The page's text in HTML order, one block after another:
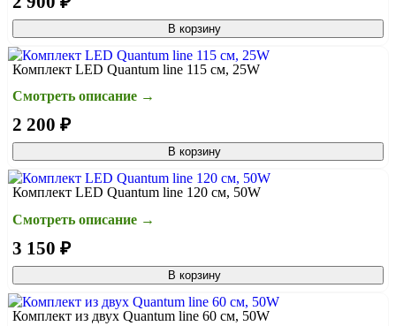
В корзину
Комплект LED Quantum line 115 см, 25W
Смотреть описание →
2 200 ₽
В корзину
Комплект LED Quantum line 120 см, 50W
Смотреть описание →
3 150 ₽
В корзину
Комплект из двух Quantum line 60 см, 50W